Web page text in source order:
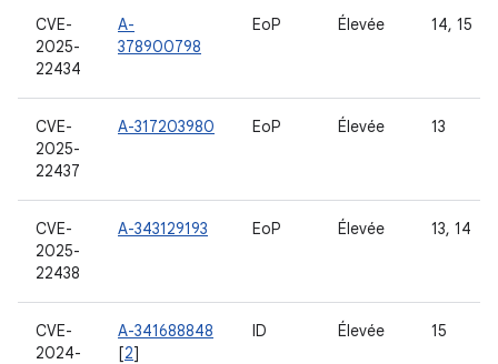
CVE-
2025-
22434
A-
378900798
EoP Élevée 14, 15
CVE-
2025-
22437
A-317203980 EoP Élevée 13
CVE-
2025-
22438
A-343129193 EoP Élevée 13, 14
CVE-
2024-
A-341688848
[2]
ID Élevée 15